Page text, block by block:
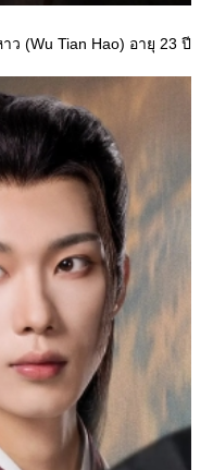
ว (Wu Tian Hao) อายุ 23 ปี